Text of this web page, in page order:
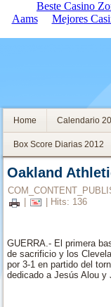
Beste Casino
Aams
Mejores
Home Calendario
Box Score Diarias 2012
Oakland
| Hits: 136
GUERRA.- El primera
de sacrificio y los
por 3-1 en partido del
dedicado a Jesús Alou y